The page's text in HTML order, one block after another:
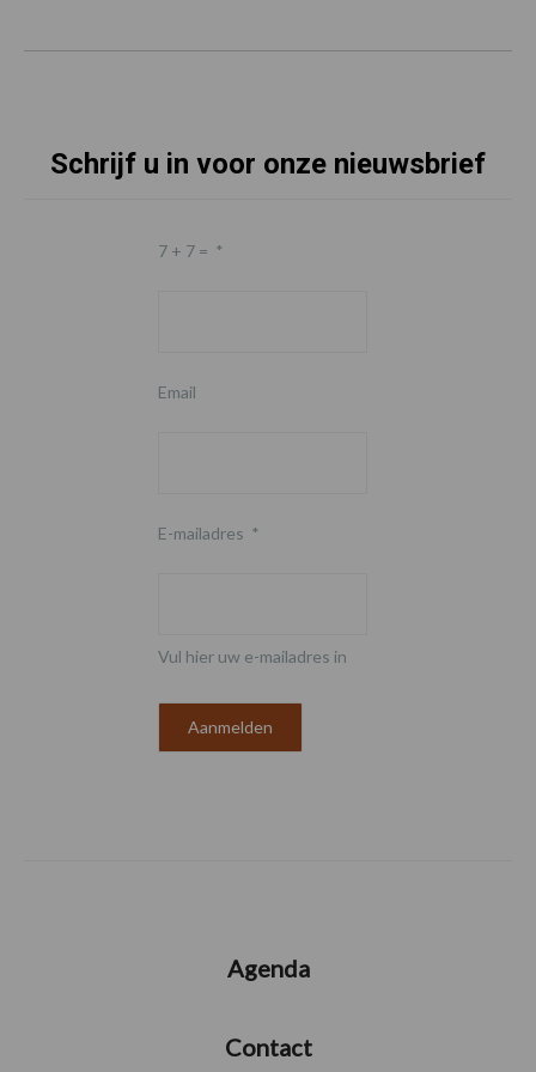
Schrijf u in voor onze nieuwsbrief
7 + 7 = *
Email
E-mailadres *
Vul hier uw e-mailadres in
Agenda
Contact